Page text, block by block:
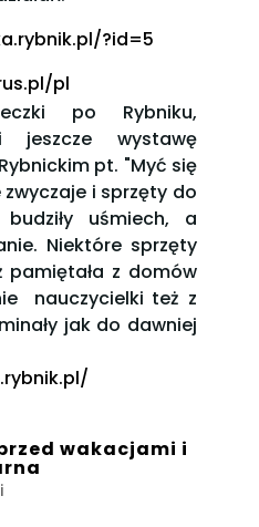
?id=5
pl
po Rybniku,
jeszcze wystawę
pt. "Myć się
zwyczaje i sprzęty do
uśmiech, a
Niektóre sprzęty
pamiętała z domów
nauczycielki też z
jak do dawniej
wakacjami i